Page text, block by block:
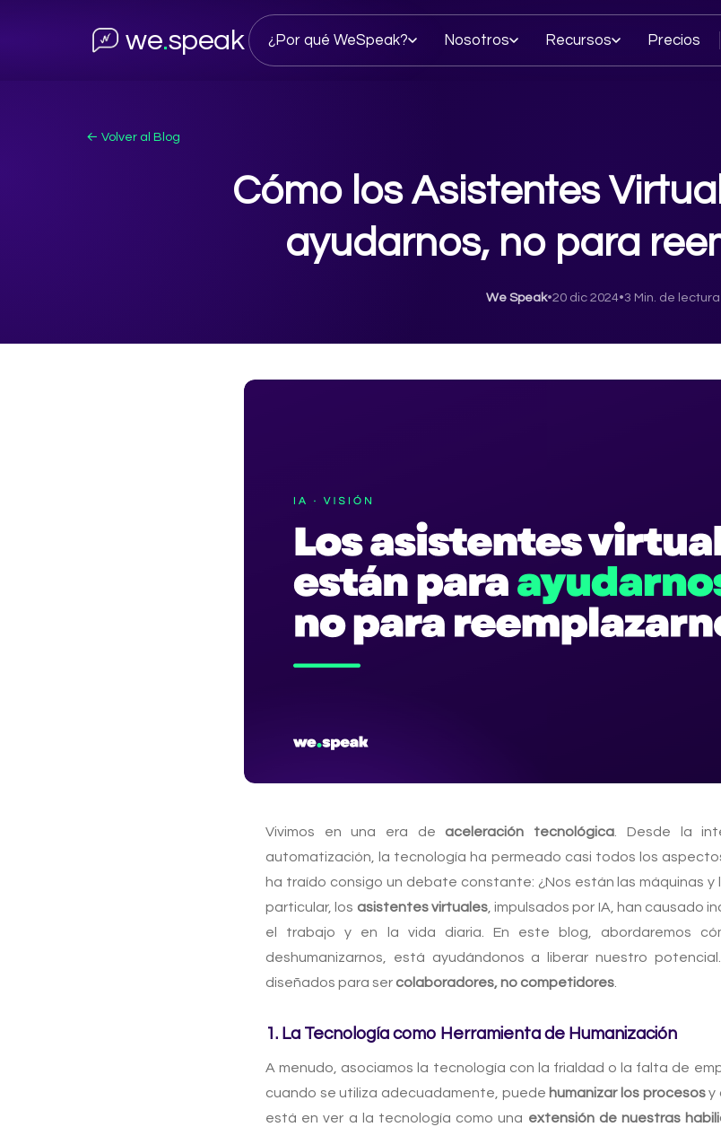
we.speak ¿Por qué WeSpeak? Nosotros Recursos Precios
← Volver al Blog
Cómo los Asistentes
ayudarnos, no para
We Speak•20 dic 2024•3 Min. de lectura
Vivimos en una era de aceleración tecnológica . Desde la
automatización, la tecnología ha permeado casi todos los
ha traído consigo un debate constante: ¿Nos están las máquinas y
particular, los asistentes virtuales, impulsados por IA, han causado
el trabajo y en la vida diaria. En este blog, abordaremos
deshumanizarnos, está ayudándonos a liberar nuestro
diseñados para ser colaboradores, no competidores
1. La Tecnología como Herramienta de Humanización
A menudo, asociamos la tecnología con la frialdad o la falta de
cuando se utiliza adecuadamente, puede humanizar los procesosy
está en ver a la tecnología como una extensión de nuestras